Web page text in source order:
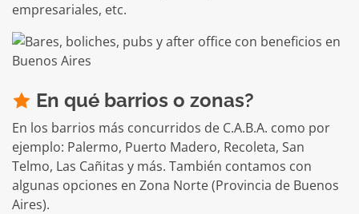
empresariales, etc.
En qué barrios o zonas?
En los barrios más concurridos de C.A.B.A. como por
ejemplo: Palermo, Puerto Madero, Recoleta, San
Telmo, Las Cañitas y más. También contamos con
algunas opciones en Zona Norte (Provincia de Buenos
Aires).